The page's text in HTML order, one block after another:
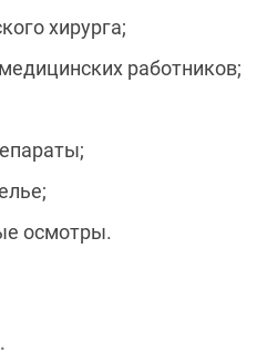
хирурга;
работников;
осмотры.